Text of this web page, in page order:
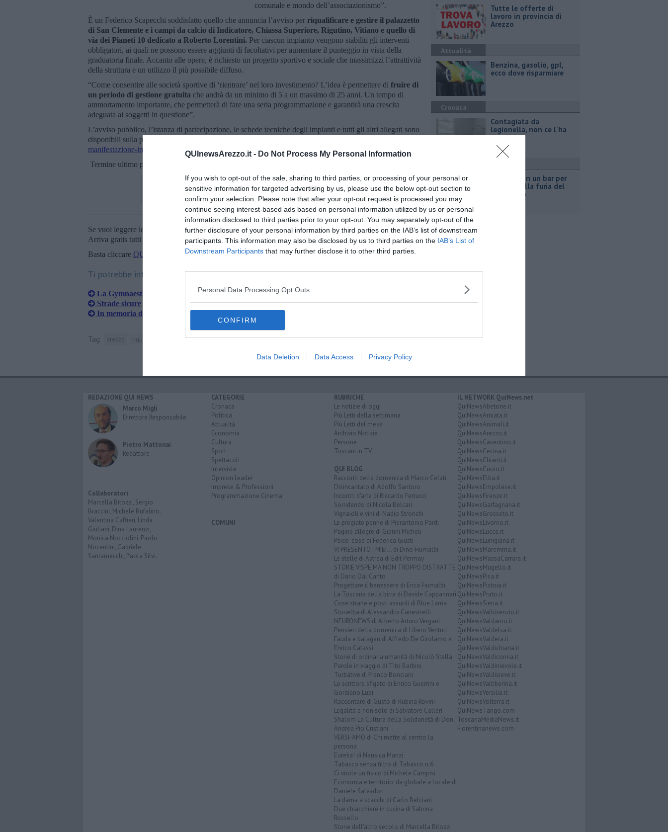
QUInewsArezzo.it - Do Not Process My Personal Information
If you wish to opt-out of the sale, sharing to third parties, or processing of your personal or
sensitive information for targeted advertising by us, please use the below opt-out section to
confirm your selection. Please note that after your opt-out request is processed you may
continue seeing interest-based ads based on personal information utilized by us or personal
information disclosed to third parties prior to your opt-out. You may separately opt-out of the
further disclosure of your personal information by third parties on the IAB’s list of downstream
participants. This information may also be disclosed by us to third parties on the IAB’s List of
Downstream Participants that may further disclose it to other third parties.
Personal Data Processing Opt Outs
CONFIRM
Data Deletion Data Access Privacy Policy
comunale e mondo dell’associazionismo”.
È un Federico Scapecchi soddisfatto quello che annuncia l’avviso per riqualificare e gestire il palazzetto
di San Clemente e i campi da calcio di Indicatore, Chiassa Superiore, Rigutino, Vitiano e quello di
via dei Pianeti 10 dedicato a Roberto Lorentini. Per ciascun impianto vengono stabiliti gli interventi
obbligatori, ai quali ne possono essere aggiunti di facoltativi per aumentare il punteggio in vista della
graduatoria finale. Accanto alle opere, è richiesto un progetto sportivo e sociale che massimizzi l’attrattività
della struttura e un utilizzo il più possibile diffuso.
“Come consentire alle società sportive di ‘rientrare’ nel loro investimento? L’idea è permettere di fruire di
un periodo di gestione gratuita che andrà da un minimo di 5 a un massimo di 25 anni. Un tempo di
ammortamento importante, che permetterà di fare una seria programmazione e garantirà una crescita
adeguata ai soggetti in questione”.
L’avviso pubblico, l’istanza di partecipazione, le schede tecniche degli impianti e tutti gli altri allegati sono
disponibili sulla pagina web
manifestazione-interesse-lindividuazione-associazioni-societa
Termine ultimo per presentare le proposte: le ore 13 di mercoledì
Se vuoi leggere le notizie principali della Toscana iscriviti allaNewsletter QUInews - ToscanaMedia.
Arriva gratis tutti i giorni alle 20:00 direttamente nella tua casella di posta.
Basta cliccare QUI
Ti potrebbe interessare anche:
La Gymnaestrada aretina punta al palco europeo
Strade sicure a misura di bimbe e bimbi sulla bici
In memoria di Polezzi, che portò la pallamano
Tag arezzo rigutino
​Tutte le offerte di
lavoro in provincia di
Arezzo
Attualità
​Benzina, gasolio, gpl,
ecco dove risparmiare
Cronaca
Contagiata da
legionella, non ce l'ha
fatta
Nascosta in un bar per
sfuggire alla furia del
compagno
REDAZIONE QUI NEWS
Marco Migli
Direttore Responsabile
Pietro Mattonai
Redattore
Collaboratori
Marcella Bitozzi, Sergio
Braccini, Michele Bufalino,
Valentina Caffieri, Linda
Giuliani, Dina Laurenzi,
Monica Nocciolini, Paolo
Nocentini, Gabriele
Santarnecchi, Paola Silvi.
CATEGORIE
Cronaca
Politica
Attualità
Economia
Cultura
Sport
Spettacoli
Interviste
Opinion Leader
Imprese & Professioni
Programmazione Cinema
COMUNI
RUBRICHE
Le notizie di oggi
Più Letti della settimana
Più Letti del mese
Archivio Notizie
Persone
Toscani in TV
QUI BLOG
Racconti della domenica di Marco Celati
Disincantato di Adolfo Santoro
Incontri d'arte di Riccardo Ferrucci
Sorridendo di Nicola Belcari
Vignaioli e vini di Nadio Stronchi
Le pregiate penne di Pierantonio Pardi
Pagine allegre di Gianni Micheli
Psico-cose di Federica Giusti
VI PRESENTO I MIEI... di Dino Fiumalbi
Le stelle di Astrea di Edit Permay
STORIE VISPE MA NON TROPPO DISTRATTE
di Dario Dal Canto
Progettare il benessere di Erica Fiumalbi
La Toscana della birra di Davide Cappannari
Cose strane e posti assurdi di Blue Lama
Storielba di Alessandro Canestrelli
NEURONEWS di Alberto Arturo Vergani
Pensieri della domenica di Libero Venturi
Fauda e balagan di Alfredo De Girolamo e
Enrico Catassi
Storie di ordinaria umanità di Nicolò Stella
Parole in viaggio di Tito Barbini
Turbative di Franco Bonciani
Lo scrittore sfigato di Enrico Guerrini e
Gordiano Lupi
Raccontare di Gusto di Rubina Rovini
Legalità e non solo di Salvatore Calleri
Shalom La Cultura della Solidarietà di Don
Andrea Pio Cristiani
VERSI-AMO di Chi mette al centro la
persona
Eureka! di Nausica Manzi
Tabasco senza filtro di Tabasco n.6
Ci vuole un fisico di Michele Campisi
Economia e territorio, da globale a locale di
Daniele Salvadori
La dama a scacchi di Carlo Belciani
Due chiacchiere in cucina di Sabrina
Rossello
Storie dell'altro secolo di Marcella Bitozzi
IL NETWORK QuiNews.net
QuiNewsAbetone.it
QuiNewsAmiata.it
QuiNewsAnimali.it
QuiNewsArezzo.it
QuiNewsCasentino.it
QuiNewsCecina.it
QuiNewsChianti.it
QuiNewsCuoio.it
QuiNewsElba.it
QuiNewsEmpolese.it
QuiNewsFirenze.it
QuiNewsGarfagnana.it
QuiNewsGrosseto.it
QuiNewsLivorno.it
QuiNewsLucca.it
QuiNewsLunigiana.it
QuiNewsMaremma.it
QuiNewsMassaCarrara.it
QuiNewsMugello.it
QuiNewsPisa.it
QuiNewsPistoia.it
QuiNewsPrato.it
QuiNewsSiena.it
QuiNewsValbisenzio.it
QuiNewsValdarno.it
QuiNewsValdelsa.it
QuiNewsValdera.it
QuiNewsValdichiana.it
QuiNewsValdicornia.it
QuiNewsValdinievole.it
QuiNewsValdisieve.it
QuiNewsValtiberina.it
QuiNewsVersilia.it
QuiNewsVolterra.it
QuiNewsTango.com
ToscanaMediaNews.it
Fiorentinanews.com